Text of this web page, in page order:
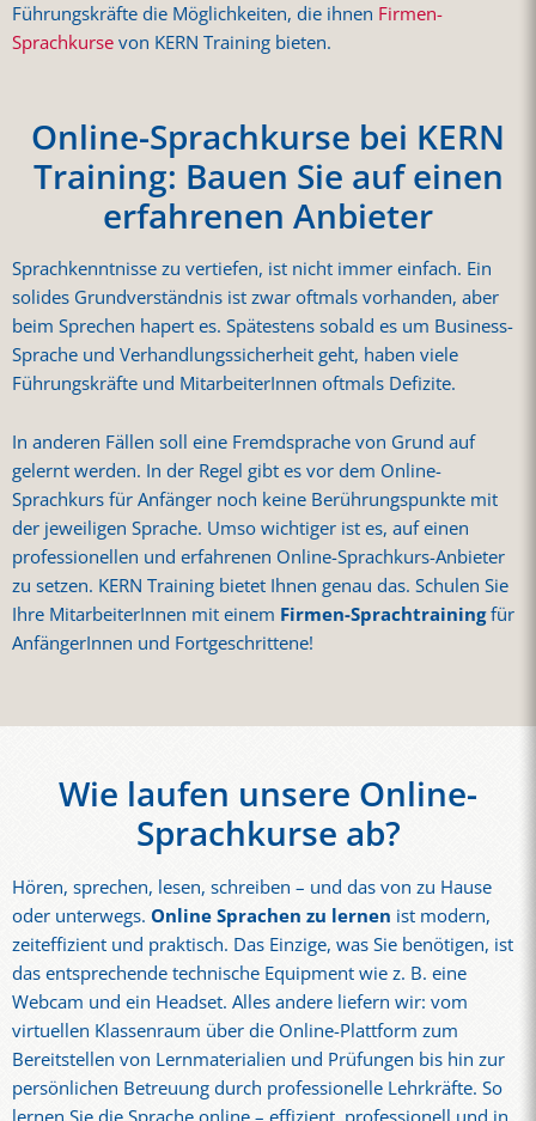
Führungskräfte die Möglichkeiten, die ihnen Firmen-
Sprachkursevon KERN Training bieten.
Online-Sprachkurse bei KERN
Training: Bauen Sie auf einen
erfahrenen Anbieter
Sprachkenntnisse zu vertiefen, ist nicht immer einfach. Ein
solides Grundverständnis ist zwar oftmals vorhanden, aber
beim Sprechen hapert es. Spätestens sobald es um Business-
Sprache und Verhandlungssicherheit geht, haben viele
Führungskräfte und MitarbeiterInnen oftmals Defizite.
In anderen Fällen soll eine Fremdsprache von Grund auf
gelernt werden. In der Regel gibt es vor dem Online-
Sprachkurs für Anfänger noch keine Berührungspunkte mit
der jeweiligen Sprache. Umso wichtiger ist es, auf einen
professionellen und erfahrenen Online-Sprachkurs-Anbieter
zu setzen. KERN Training bietet Ihnen genau das. Schulen Sie
Ihre MitarbeiterInnen mit einem Firmen-Sprachtrainingfür
AnfängerInnen und Fortgeschrittene!
Wie laufen unsere Online-
Sprachkurse ab?
Hören, sprechen, lesen, schreiben – und das von zu Hause
oder unterwegs. Online Sprachen zu lernen ist modern,
zeiteffizient und praktisch. Das Einzige, was Sie benötigen, ist
das entsprechende technische Equipment wie z. B. eine
Webcam und ein Headset. Alles andere liefern wir: vom
virtuellen Klassenraum über die Online-Plattform zum
Bereitstellen von Lernmaterialien und Prüfungen bis hin zur
persönlichen Betreuung durch professionelle Lehrkräfte. So